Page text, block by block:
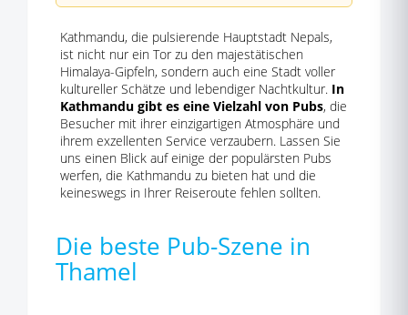
Kathmandu, die pulsierende Hauptstadt Nepals,
ist nicht nur ein Tor zu den majestätischen
Himalaya-Gipfeln, sondern auch eine Stadt voller
kultureller Schätze und lebendiger Nachtkultur. In
Kathmandu gibt es eine Vielzahl von Pubs, die
Besucher mit ihrer einzigartigen Atmosphäre und
ihrem exzellenten Service verzaubern. Lassen Sie
uns einen Blick auf einige der populärsten Pubs
werfen, die Kathmandu zu bieten hat und die
keineswegs in Ihrer Reiseroute fehlen sollten.
Die beste Pub-Szene in
Thamel